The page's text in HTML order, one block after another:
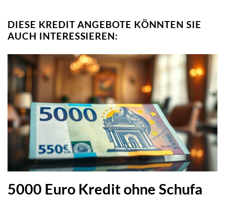
DIESE KREDIT ANGEBOTE KÖNNTEN SIE
AUCH INTERESSIEREN:
5000 Euro Kredit ohne Schufa